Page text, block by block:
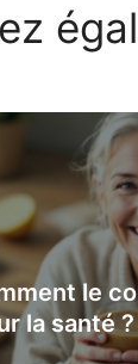
le
la santé ?